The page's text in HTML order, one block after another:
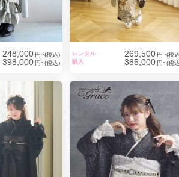
248,000 円~(税込)
398,000 円~(税込)
レンタル 269,500 円~(税
購入
385,000 円~(税